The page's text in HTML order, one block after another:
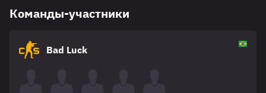
Команды-участники
Bad Luck